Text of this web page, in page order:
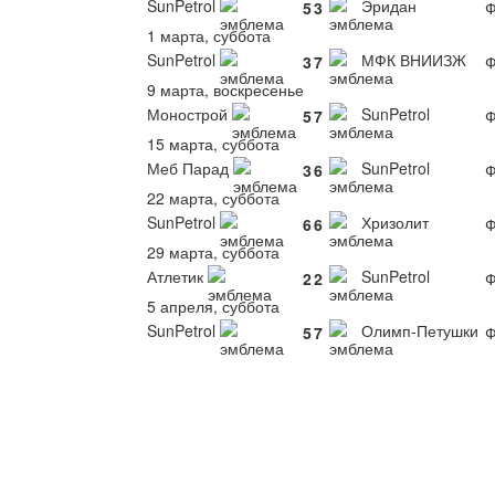
SunPetrol
53 Эридан
1 марта, суббота
SunPetrol
37 МФК ВНИИЗЖ
9 марта, воскресенье
Монострой
57 SunPetrol
15 марта, суббота
Меб Парад
36 SunPetrol
22 марта, суббота
SunPetrol
66 Хризолит
29 марта, суббота
Атлетик
22 SunPetrol
5 апреля, суббота
SunPetrol
57 Олимп-Петушки